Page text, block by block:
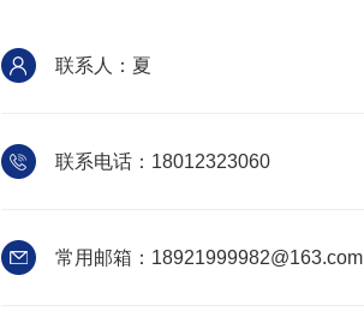
联系人：夏
联系电话：18012323060
常用邮箱：18921999982@163.com